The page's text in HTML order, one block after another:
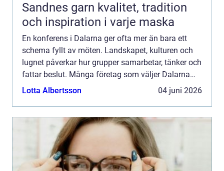
Sandnes garn kvalitet, tradition
och inspiration i varje maska
En konferens i Dalarna ger ofta mer än bara ett
schema fyllt av möten. Landskapet, kulturen och
lugnet påverkar hur grupper samarbetar, tänker och
fattar beslut. Många företag som väljer Dalarna
upplever att samtalen blir öppnare, idéerna fler och
Lotta Albertsson 04 juni 2026